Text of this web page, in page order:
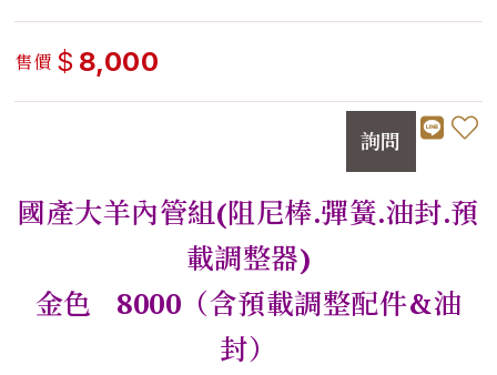
售價 $ 8,000
詢問
國產大羊內管組(阻尼棒.彈簧.油封.預
載調整器)
金色 8000（含預載調整配件&油
封）